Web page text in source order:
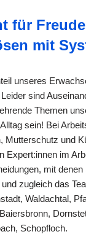
für
mit
unseres
sind
Themen
sein! Bei
Mutterschutz und
Expert:innen im
mit
zugleich das
Waldachtal,
Schopfloch.